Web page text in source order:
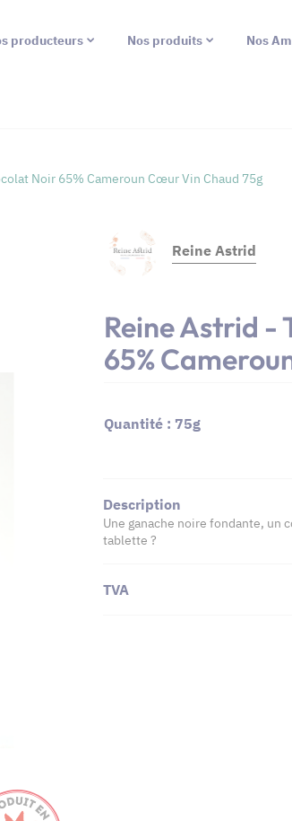
producteurs Nos produits Nos
Noir 65% Cameroun Cœur Vin Chaud 75g
Reine Astrid
Reine Astrid -
65%
Quantité : 75g
Description
Une ganache noire fondante, un
tablette ?
TVA